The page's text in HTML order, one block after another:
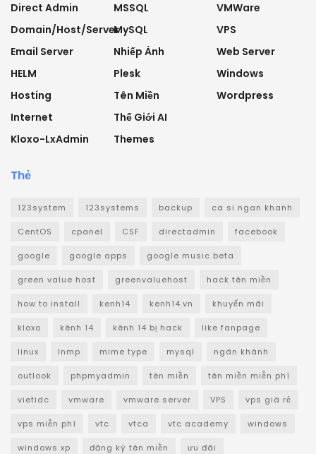
Direct Admin
Domain/Host/Server
Email Server
HELM
Hosting
Internet
Kloxo-LxAdmin
MSSQL
MySQL
Nhiếp Ảnh
Plesk
Tên Miền
Thế Giới AI
Themes
VMWare
VPS
Web Server
Windows
Wordpress
Thẻ
123system 123systems backup ca si ngan khanh
CentOS cpanel CSF directadmin facebook
google google apps google music beta
green value host greenvaluehost hack tên miền
how to install kenh14 kenh14.vn khuyến mãi
kloxo kênh 14 kênh 14 bị hack like fanpage
linux lnmp mime type mysql ngân khánh
outlook phpmyadmin tên miền tên miền miễn phí
vietidc vmware vmware server VPS vps giá rẻ
vps miễn phí vtc vtca vtc academy windows
windows xp đăng ký tên miền ưu đãi